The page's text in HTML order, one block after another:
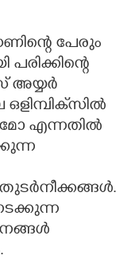
പേരും
അയ്യര്‍
ഒളിമ്പിക്‌സില്‍
എന്നതില്‍